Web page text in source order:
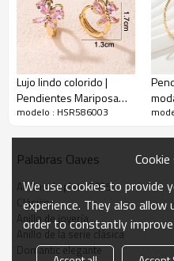
Lujo lindo colorido |
Pendientes Mariposa
Circón | Pendiente
para mujer
modelo : HSR586003
Palabras Claves
Anillos de plata S925
Clásicos
Anillo de joyería
Anillo de la serie clásica
Domantic elegante
We use cookies to provide
experience. They also
order to constantly